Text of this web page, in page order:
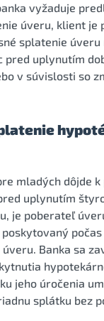
vyžaduje
úveru, klient je
splatenie úveru
pred uplynutím
v súvislosti so
mladých dôjde k
uplynutím
je poberateľ
Banka sa
jeho úročenia
splátku bez